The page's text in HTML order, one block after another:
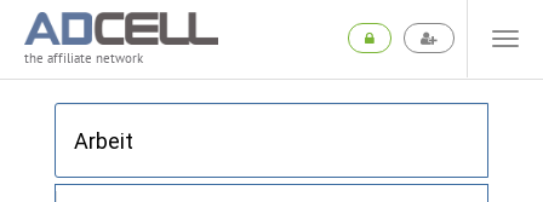
the affiliate network